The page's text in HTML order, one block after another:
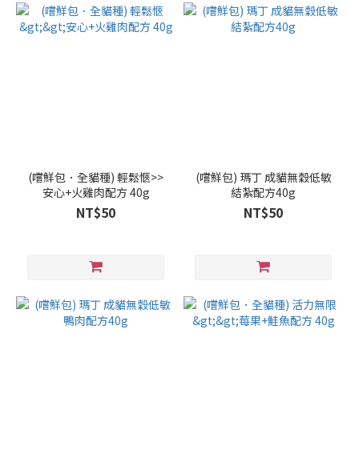
(嚐鮮包．全貓種) 輕鬆愜>>
安心+火雞肉配方 40g
NT$50
(嚐鮮包) 瑪丁 成貓無穀低敏
結紮配方40g
NT$50